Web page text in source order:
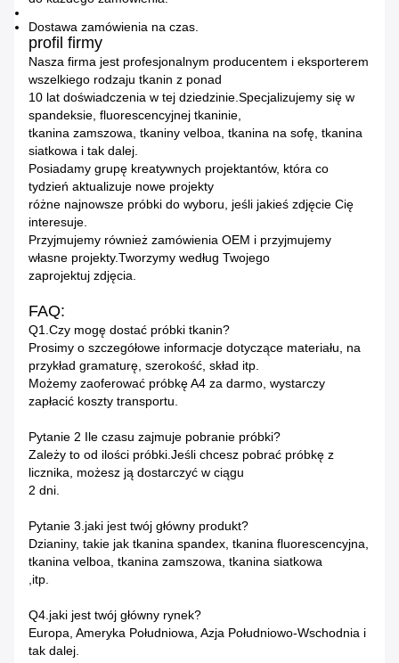
Dostawa zamówienia na czas.
profil firmy
Nasza firma jest profesjonalnym producentem i eksporterem
wszelkiego rodzaju tkanin z ponad
10 lat doświadczenia w tej dziedzinie.Specjalizujemy się w
spandeksie, fluorescencyjnej tkaninie,
tkanina zamszowa, tkaniny velboa, tkanina na sofę, tkanina
siatkowa i tak dalej.
Posiadamy grupę kreatywnych projektantów, która co
tydzień aktualizuje nowe projekty
różne najnowsze próbki do wyboru, jeśli jakieś zdjęcie Cię
interesuje.
Przyjmujemy również zamówienia OEM i przyjmujemy
własne projekty.Tworzymy według Twojego
zaprojektuj zdjęcia.
FAQ:
Q1.Czy mogę dostać próbki tkanin?
Prosimy o szczegółowe informacje dotyczące materiału, na
przykład gramaturę, szerokość, skład itp.
Możemy zaoferować próbkę A4 za darmo, wystarczy
zapłacić koszty transportu.
Pytanie 2 Ile czasu zajmuje pobranie próbki?
Zależy to od ilości próbki.Jeśli chcesz pobrać próbkę z
licznika, możesz ją dostarczyć w ciągu
2 dni.
Pytanie 3.jaki jest twój główny produkt?
Dzianiny, takie jak tkanina spandex, tkanina fluorescencyjna,
tkanina velboa, tkanina zamszowa, tkanina siatkowa
,itp.
Q4.jaki jest twój główny rynek?
Europa, Ameryka Południowa, Azja Południowo-Wschodnia i
tak dalej.